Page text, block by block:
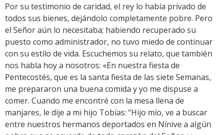
Por su testimonio de caridad, el rey lo había privado de
todos sus bienes, dejándolo completamente pobre. Pero
el Señor aún lo necesitaba; habiendo recuperado su
puesto como administrador, no tuvo miedo de continuar
con su estilo de vida. Escuchemos su relato, que también
nos habla hoy a nosotros: «En nuestra fiesta de
Pentecostés, que es la santa fiesta de las siete Semanas,
me prepararon una buena comida y yo me dispuse a
comer. Cuando me encontré con la mesa llena de
manjares, le dije a mi hijo Tobías: “Hijo mío, ve a buscar
entre nuestros hermanos deportados en Nínive a algún